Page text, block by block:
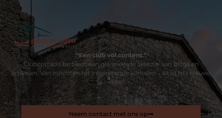
“Een club vol content.”
Clubcorrado.be biedt een gevarieerde selectie aan blogs en
artikelen. Van inzichten tot inspirerende verhalen – altijd iets nieuws
te vinden.
Neem contact met ons op